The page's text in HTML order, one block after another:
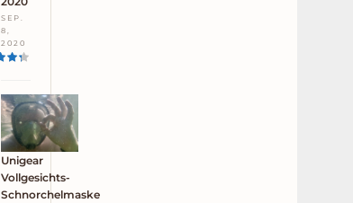
SEP.
8,
2020
Unigear
Vollgesichts-
Schnorchelmaske